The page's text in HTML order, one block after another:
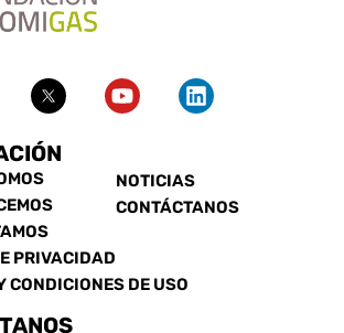
NOTICIAS
CONTÁCTANOS
PRIVACIDAD
CONDICIONES DE USO